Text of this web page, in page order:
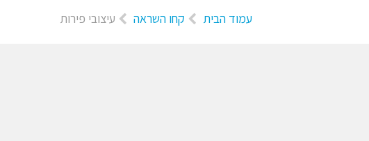
עמוד הבית קחו השראה עיצובי פירות